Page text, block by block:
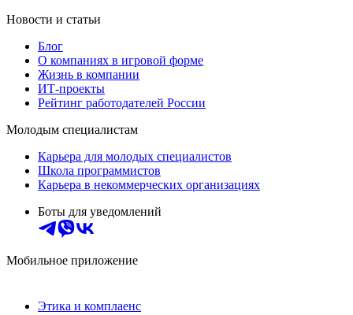
Новости и статьи
Блог
О компаниях в игровой форме
Жизнь в компании
ИТ-проекты
Рейтинг работодателей России
Молодым специалистам
Карьера для молодых специалистов
Школа программистов
Карьера в некоммерческих организациях
Боты для уведомлений
Мобильное приложение
Этика и комплаенс